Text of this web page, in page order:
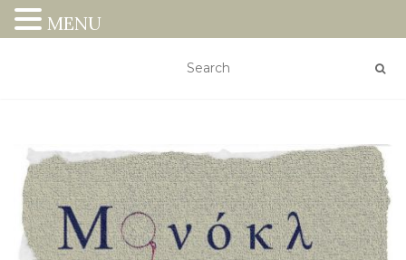
MENU